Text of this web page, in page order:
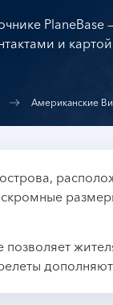
и
Американские